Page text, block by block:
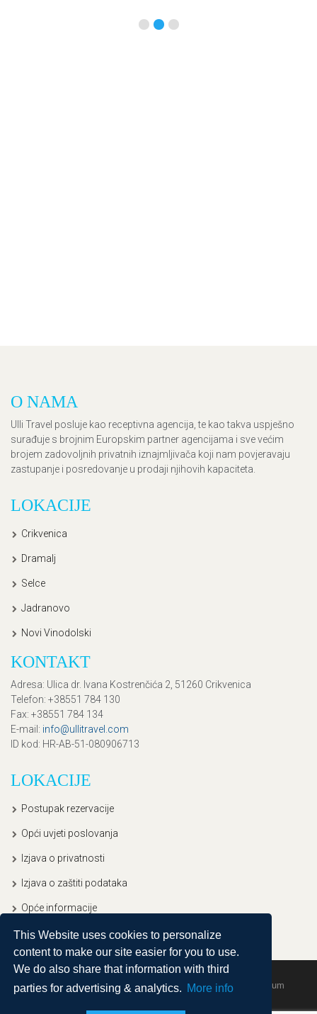
This Website uses cookies to personalize
content to make our site easier for you to use.
We do also share that information with third
parties for advertising & analytics. More info
O NAMA
Ulli Travel posluje kao receptivna agencija, te kao takva uspješno
surađuje s brojnim Europskim partner agencijama i sve većim
brojem zadovoljnih privatnih iznajmljivača koji nam povjeravaju
zastupanje i posredovanje u prodaji njihovih kapaciteta.
LOKACIJE
Crikvenica
Dramalj
Selce
Jadranovo
Novi Vinodolski
KONTAKT
Adresa: Ulica dr. Ivana Kostrenčića 2, 51260 Crikvenica
Telefon: +38551 784 130
Fax: +38551 784 134
E-mail : info@ullitravel.com
ID kod: HR-AB-51-080906713
LOKACIJE
Postupak rezervacije
Opći uvjeti poslovanja
Izjava o privatnosti
Izjava o zaštiti podataka
Opće informacije
Copyright © 2020, Ullitravel |Sitemap| Powered by Agendum